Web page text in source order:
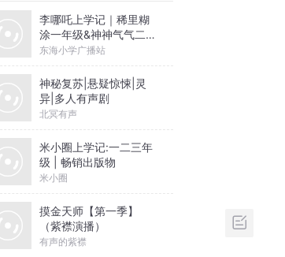
李哪吒上学记｜稀里糊
涂一年级&神神气气二年
级
东海小学广播站
神秘复苏|悬疑惊悚|灵
异|多人有声剧
北冥有声
米小圈上学记:一二三年
级 | 畅销出版物
米小圈
摸金天师【第一季】
（紫襟演播）
有声的紫襟